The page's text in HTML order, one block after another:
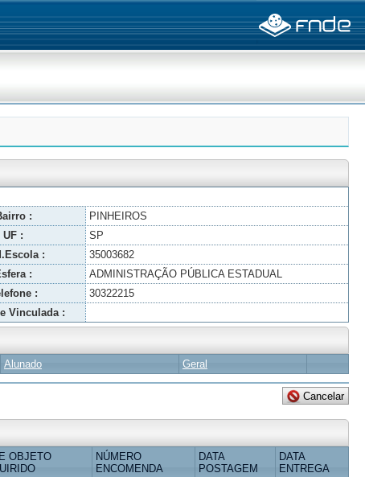
:
PINHEIROS
UF :
SP
:
35003682
:
ADMINISTRAÇÃO PÚBLICA ESTADUAL
:
30322215
Vinculada :
Alunado Geral
OBJETO
NÚMERO
ENCOMENDA
DATA
POSTAGEM
DATA
ENTREGA